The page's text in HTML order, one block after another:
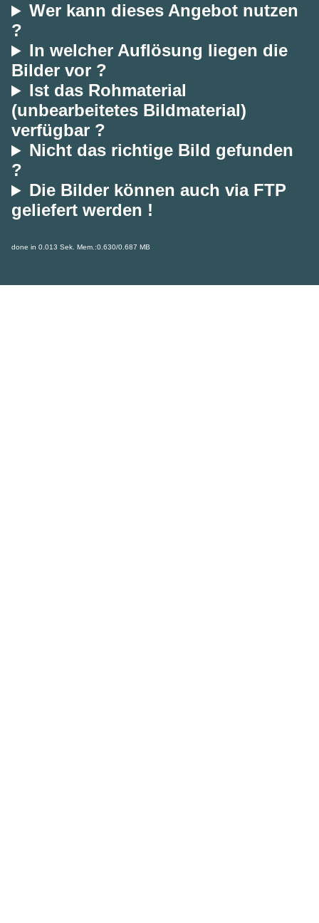
Wer kann dieses Angebot nutzen
?
In welcher Auflösung liegen die
Bilder vor ?
Ist das Rohmaterial
(unbearbeitetes Bildmaterial)
verfügbar ?
Nicht das richtige Bild gefunden
?
Die Bilder können auch via FTP
geliefert werden !
done in 0.013 Sek. Mem.:0.630/0.687 MB